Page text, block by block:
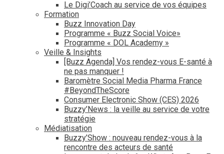
Le Digi’Coach au service de vos équipes
Formation
Buzz Innovation Day
Programme « Buzz Social Voice»
Programme « DOL Academy »
Veille & Insights
[Buzz Agenda] Vos rendez-vous E-santé à
ne pas manquer !
Baromètre Social Media Pharma France
#BeyondTheScore
Consumer Electronic Show (CES) 2026
Buzzy’News : la veille au service de votre
stratégie
Médiatisation
Buzzy’Show : nouveau rendez-vous à la
rencontre des acteurs de santé